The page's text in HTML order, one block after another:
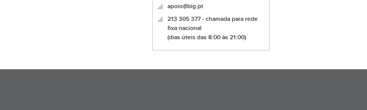
apoio@big.pt
213 305 377 - chamada para rede
fixa nacional
(dias úteis das 8:00 às 21:00)